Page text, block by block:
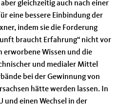
gleichzeitig auch nach einer
eine bessere Einbindung der
indem sie die Forderung
braucht Erfahrung“ nicht vor
erworbene Wissen und die
und medialer Mittel
bei der Gewinnung von
hätte werden lassen. In
und einen Wechsel in der